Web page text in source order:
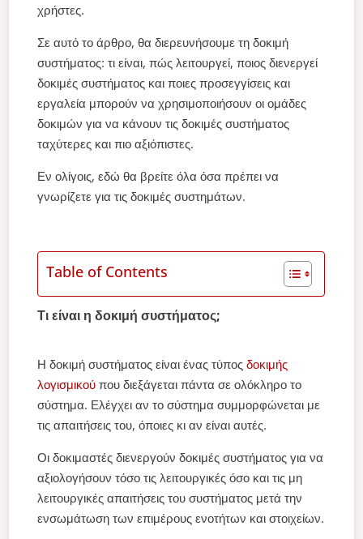
χρήστες.
Σε αυτό το άρθρο, θα διερευνήσουμε τη δοκιμή
συστήματος: τι είναι, πώς λειτουργεί, ποιος διενεργεί
δοκιμές συστήματος και ποιες προσεγγίσεις και
εργαλεία μπορούν να χρησιμοποιήσουν οι ομάδες
δοκιμών για να κάνουν τις δοκιμές συστήματος
ταχύτερες και πιο αξιόπιστες.
Εν ολίγοις, εδώ θα βρείτε όλα όσα πρέπει να
γνωρίζετε για τις δοκιμές συστημάτων.
Table of Contents
Τι είναι η δοκιμή συστήματος;
Η δοκιμή συστήματος είναι ένας τύποςδοκιμής
λογισμικού που διεξάγεται πάντα σε ολόκληρο το
σύστημα. Ελέγχει αν το σύστημα συμμορφώνεται με
τις απαιτήσεις του, όποιες κι αν είναι αυτές.
Οι δοκιμαστές διενεργούν δοκιμές συστήματος για να
αξιολογήσουν τόσο τις λειτουργικές όσο και τις μη
λειτουργικές απαιτήσεις του συστήματος μετά την
ενσωμάτωση των επιμέρους ενοτήτων και στοιχείων.